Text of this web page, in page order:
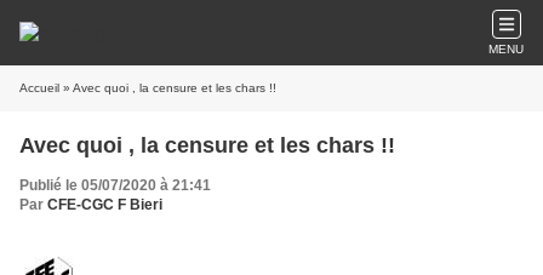
MENU
Accueil » Avec quoi , la censure et les chars !!
Avec quoi , la censure et les chars !!
Publié le 05/07/2020 à 21:41
Par CFE-CGC F Bieri